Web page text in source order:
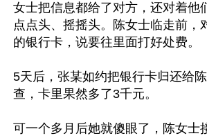
女士把信息都给了对方，还对着他
点点头、摇摇头。陈女士临走前，
的银行卡，说要往里面打好处费。
5天后，张某如约把银行卡归还给
查，卡里果然多了3千元。
可一个多月后她就傻眼了，陈女士